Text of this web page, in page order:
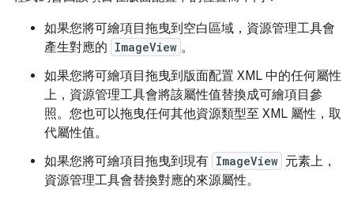
如果您將可繪項目拖曳到空白區域，資源管理工具會
產生對應的 ImageView 。
如果您將可繪項目拖曳到版面配置 XML 中的任何屬性
上，資源管理工具會將該屬性值替換成可繪項目參
照。您也可以拖曳任何其他資源類型至 XML 屬性，取
代屬性值。
如果您將可繪項目拖曳到現有 ImageView 元素上，
資源管理工具會替換對應的來源屬性。